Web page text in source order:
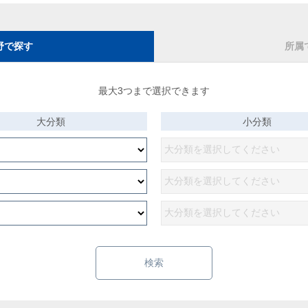
で探す 所属
最大3つまで選択できます
大分類 小分類
検索